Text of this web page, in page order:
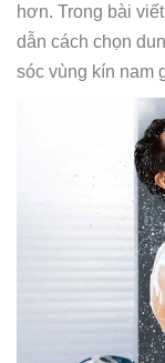
hơn. Trong bài
dẫn cách chọn
sóc vùng kín nam